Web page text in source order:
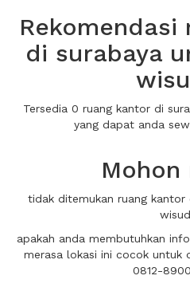
di surabaya
Tersedia 0 ruang kantor di
yang dapat anda
Mohon
tidak ditemukan ruang
apakah anda membutuhkan
merasa lokasi ini cocok untuk
0812-